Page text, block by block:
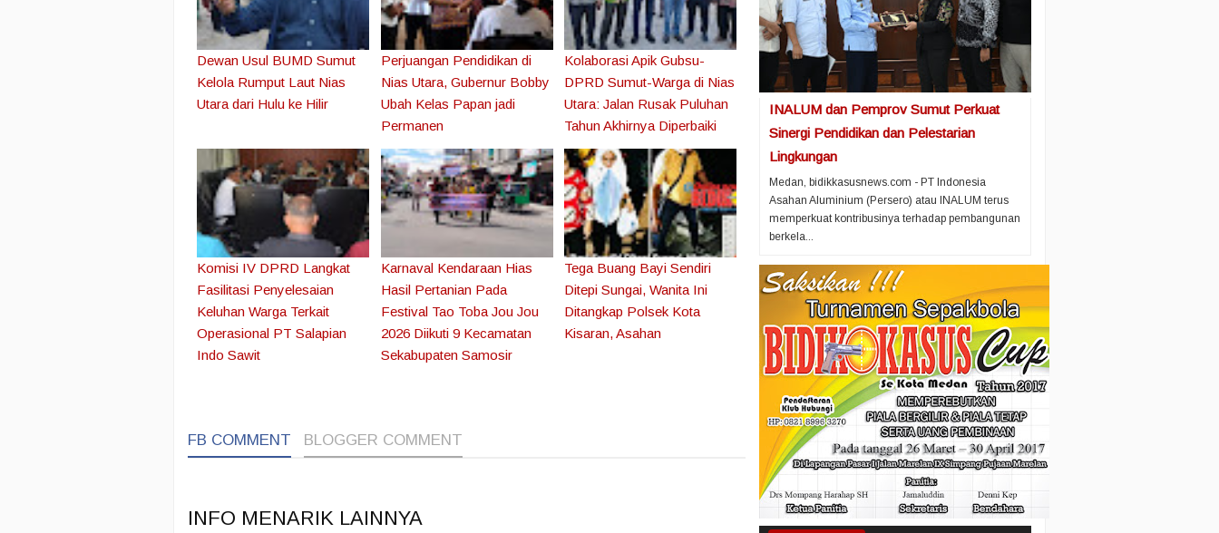
Dewan Usul BUMD Sumut
Kelola Rumput Laut Nias
Utara dari Hulu ke Hilir
Perjuangan Pendidikan di
Nias Utara, Gubernur Bobby
Ubah Kelas Papan jadi
Permanen
Kolaborasi Apik Gubsu-
DPRD Sumut-Warga di Nias
Utara: Jalan Rusak Puluhan
Tahun Akhirnya Diperbaiki
Komisi IV DPRD Langkat
Fasilitasi Penyelesaian
Keluhan Warga Terkait
Operasional PT Salapian
Indo Sawit
Karnaval Kendaraan Hias
Hasil Pertanian Pada
Festival Tao Toba Jou Jou
2026 Diikuti 9 Kecamatan
Sekabupaten Samosir
Tega Buang Bayi Sendiri
Ditepi Sungai, Wanita Ini
Ditangkap Polsek Kota
Kisaran, Asahan
FB COMMENT BLOGGER COMMENT
INFO MENARIK LAINNYA
INALUM dan Pemprov Sumut Perkuat
Sinergi Pendidikan dan Pelestarian
Lingkungan
Medan, bidikkasusnews.com - PT Indonesia
Asahan Aluminium (Persero) atau INALUM terus
memperkuat kontribusinya terhadap pembangunan
berkela...